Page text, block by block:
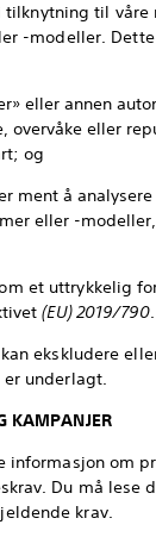
til
-modeller.
eller annen
eller
og
ment å
eller -
et uttrykkelig
(EU) 2019/790.
ekskludere
underlagt.
KAMPANJER
om
Du må
krav.